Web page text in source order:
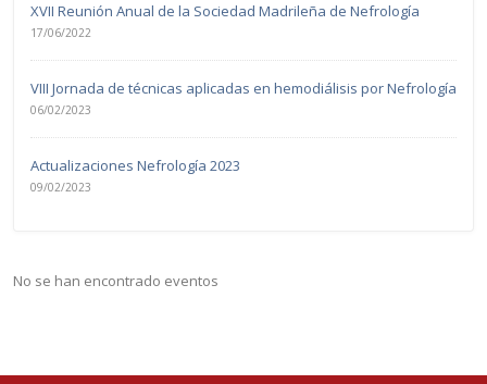
XVII Reunión Anual de la Sociedad Madrileña de Nefrología
17/06/2022
VIII Jornada de técnicas aplicadas en hemodiálisis por Nefrología
06/02/2023
Actualizaciones Nefrología 2023
09/02/2023
No se han encontrado eventos